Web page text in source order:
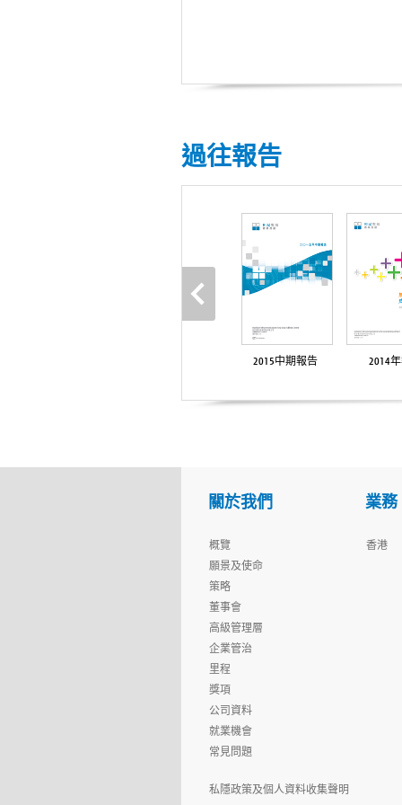
過往報告
2015中期報告 2014
關於我們
概覽
願景及使命
策略
董事會
高級管理層
企業管治
里程
獎項
公司資料
就業機會
常見問題
業務
香港
私隱政策及個人資料收集聲明